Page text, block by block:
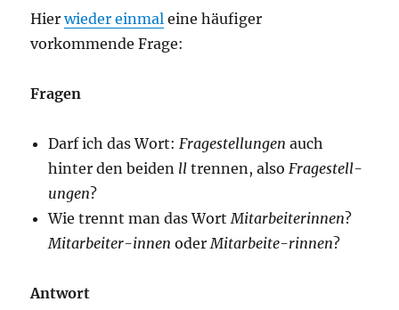
Hierwieder einmal eine häufiger
vorkommende Frage:
Fragen
Darf ich das Wort:Fragestellungen auch
hinter den beiden ll trennen, alsoFragestell-
ungen?
Wie trennt man das WortMitarbeiterinnen?
Mitarbeiter-innen oderMitarbeite-rinnen?
Antwort